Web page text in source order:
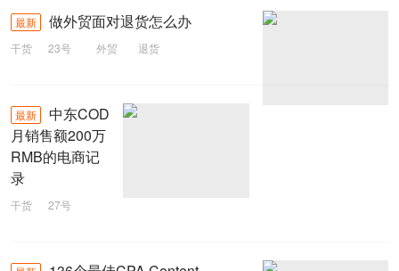
最新 做外贸面对退货怎么办
干货 23号 外贸 退货
最新
中东COD
月销售额200万
RMB的电商记
录
干货
27号